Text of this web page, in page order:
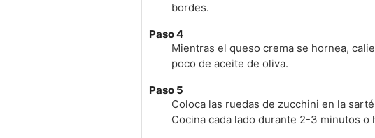
bordes.
Paso 4
Mientras el queso crema se hornea,
poco de aceite de oliva.
Paso 5
Coloca las ruedas de zucchini en la
Cocina cada lado durante 2-3 minutos o